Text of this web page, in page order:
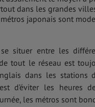
dans les grandes
japonais sont
situer entre les
tout le réseau est
dans les stations
d’éviter les heures
les métros sont